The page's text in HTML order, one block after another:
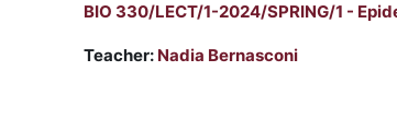
BIO 330/LECT/1-2024/SPRING/1 -
Teacher: Nadia Bernasconi